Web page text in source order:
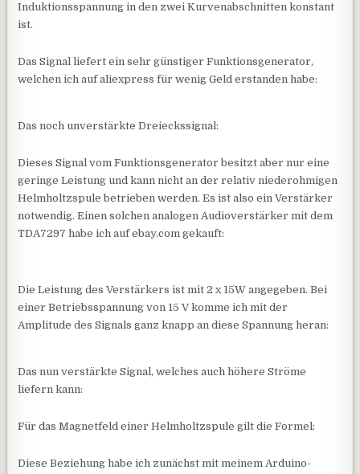
Induktionsspannung in den zwei Kurvenabschnitten konstant
ist.
Das Signal liefert ein sehr günstiger Funktionsgenerator,
welchen ich auf aliexpress für wenig Geld erstanden habe:
Das noch unverstärkte Dreieckssignal:
Dieses Signal vom Funktionsgenerator besitzt aber nur eine
geringe Leistung und kann nicht an der relativ niederohmigen
Helmholtzspule betrieben werden. Es ist also ein Verstärker
notwendig. Einen solchen analogen Audioverstärker mit dem
TDA7297 habe ich auf ebay.com gekauft:
Die Leistung des Verstärkers ist mit 2 x 15W angegeben. Bei
einer Betriebsspannung von 15 V komme ich mit der
Amplitude des Signals ganz knapp an diese Spannung heran:
Das nun verstärkte Signal, welches auch höhere Ströme
liefern kann:
Für das Magnetfeld einer Helmholtzspule gilt die Formel:
Diese Beziehung habe ich zunächst mit meinem Arduino-